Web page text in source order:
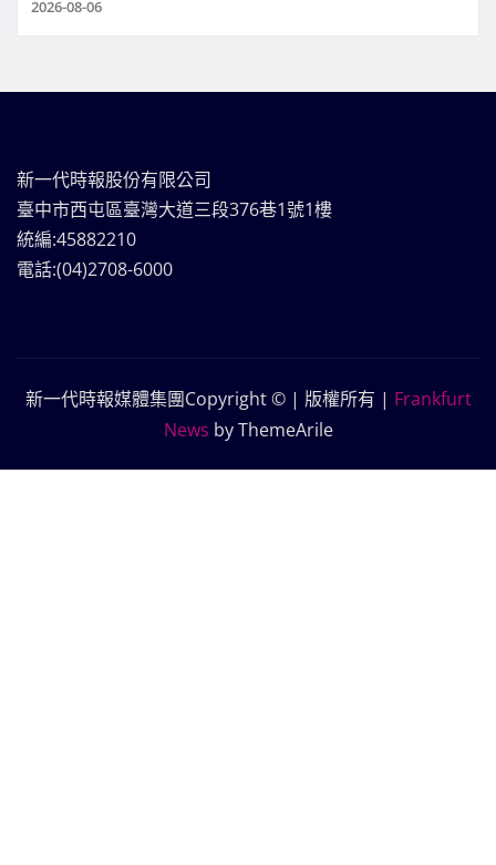
2026-08-06
新一代時報股份有限公司
臺中市西屯區臺灣大道三段376巷1號1樓
統編:45882210
電話:(04)2708-6000
新一代時報媒體集團Copyright © | 版權所有 | Frankfurt
News by ThemeArile